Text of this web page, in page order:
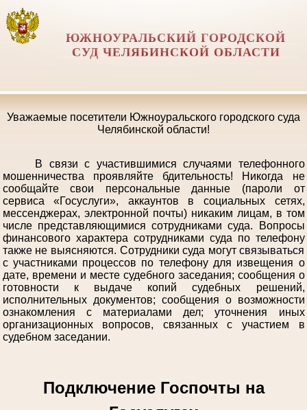
ЮЖНОУРАЛЬСКИЙ ГОРОДСКОЙ
СУД ЧЕЛЯБИНСКОЙ ОБЛАСТИ
Уважаемые посетители Южноуральского городского суда
Челябинской области!
В связи с участившимися случаями телефонного
мошенничества проявляйте бдительность! Никогда не
сообщайте свои персональные данные (пароли от
сервиса «Госуслуги», аккаунтов в социальных сетях,
мессенджерах, электронной почты) никаким лицам, в том
числе представляющимися сотрудниками суда. Вопросы
финансового характера сотрудниками суда по телефону
также не выясняются. Сотрудники суда могут связываться
с участниками процессов по телефону для извещения о
дате, времени и месте судебного заседания; сообщения о
готовности к выдаче копий судебных решений,
исполнительных документов; сообщения о возможности
ознакомления с материалами дел; уточнения иных
организационных вопросов, связанных с участием в
судебном заседании.
Подключение Госпочты на